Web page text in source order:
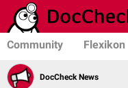
Community Flexikon
DocCheck News